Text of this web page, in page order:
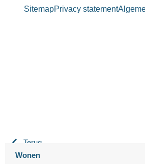
SitemapPrivacy statement
Terug
Wonen